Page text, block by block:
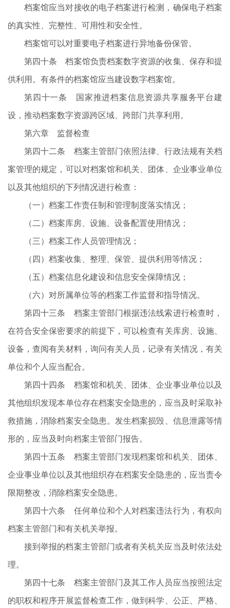
档案馆应当对接收的电子档案进行检测，确保电子档案
的真实性、完整性、可用性和安全性。
档案馆可以对重要电子档案进行异地备份保管。
第四十条 档案馆负责档案数字资源的收集、保存和提
供利用。有条件的档案馆应当建设数字档案馆。
第四十一条 国家推进档案信息资源共享服务平台建
设，推动档案数字资源跨区域、跨部门共享利用。
第六章 监督检查
第四十二条 档案主管部门依照法律、行政法规有关档
案管理的规定，可以对档案馆和机关、团体、企业事业单位
以及其他组织的下列情况进行检查：
（一）档案工作责任制和管理制度落实情况；
（二）档案库房、设施、设备配置使用情况；
（三）档案工作人员管理情况；
（四）档案收集、整理、保管、提供利用等情况；
（五）档案信息化建设和信息安全保障情况；
（六）对所属单位等的档案工作监督和指导情况。
第四十三条 档案主管部门根据违法线索进行检查时，
在符合安全保密要求的前提下，可以检查有关库房、设施、
设备，查阅有关材料，询问有关人员，记录有关情况，有关
单位和个人应当配合。
第四十四条 档案馆和机关、团体、企业事业单位以及
其他组织发现本单位存在档案安全隐患的，应当及时采取补
救措施，消除档案安全隐患。发生档案损毁、信息泄露等情
形的，应当及时向档案主管部门报告。
第四十五条 档案主管部门发现档案馆和机关、团体、
企业事业单位以及其他组织存在档案安全隐患的，应当责令
限期整改，消除档案安全隐患。
第四十六条 任何单位和个人对档案违法行为，有权向
档案主管部门和有关机关举报。
接到举报的档案主管部门或者有关机关应当及时依法处
理。
第四十七条 档案主管部门及其工作人员应当按照法定
的职权和程序开展监督检查工作，做到科学、公正、严格、